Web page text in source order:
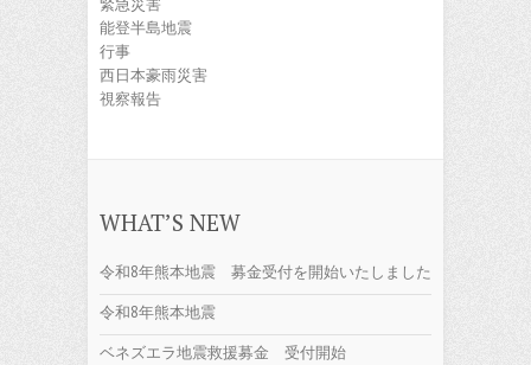
緊急災害
能登半島地震
行事
西日本豪雨災害
視察報告
WHAT’S NEW
令和8年熊本地震 募金受付を開始いたしました
令和8年熊本地震
ベネズエラ地震救援募金 受付開始